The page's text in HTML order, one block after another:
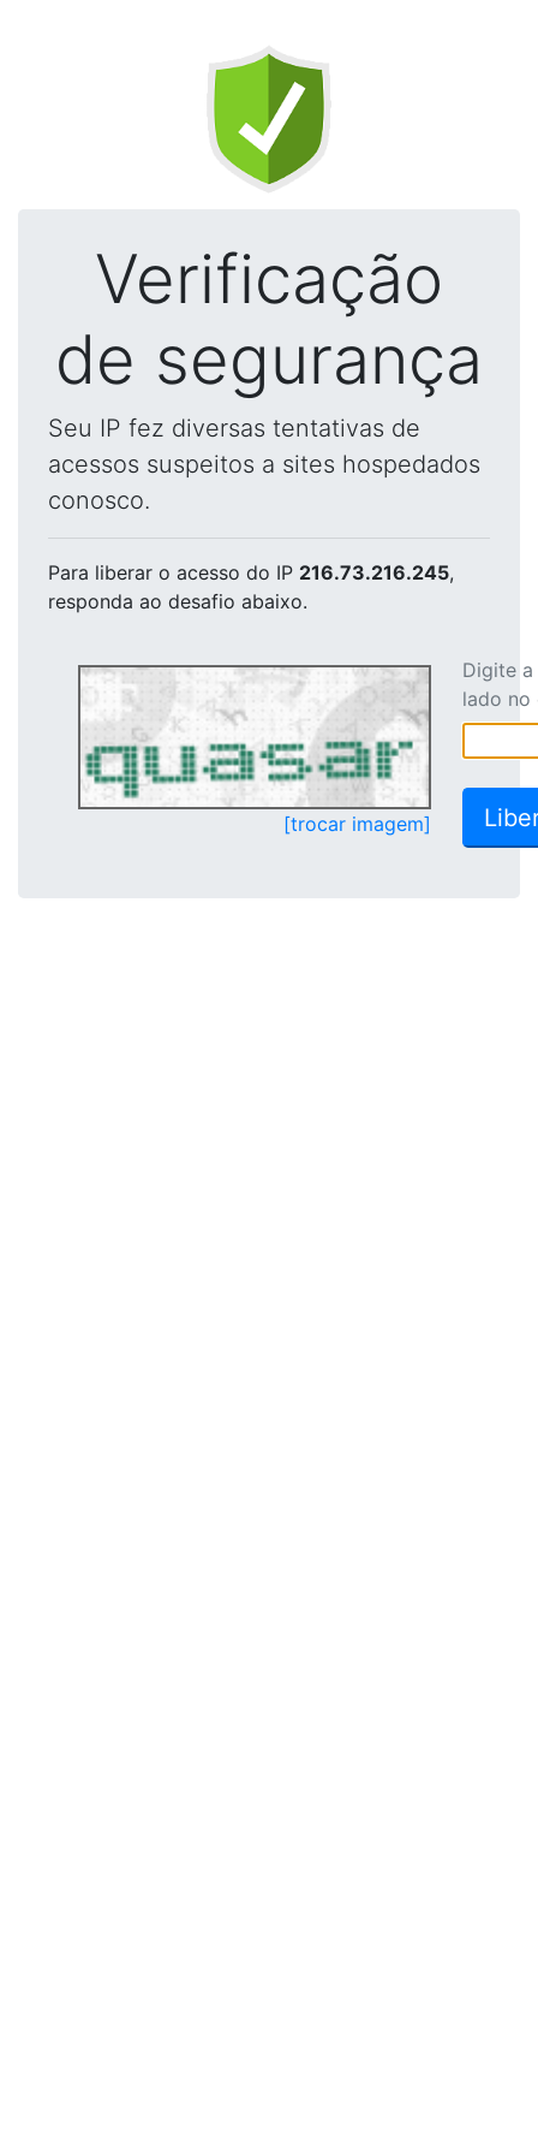
Verificação
de segurança
Seu IP fez diversas tentativas de
acessos suspeitos a sites hospedados
conosco.
Para liberar o acesso do IP 216.73.216.245,
responda ao desafio abaixo.
[trocar imagem]
Digite
lado no